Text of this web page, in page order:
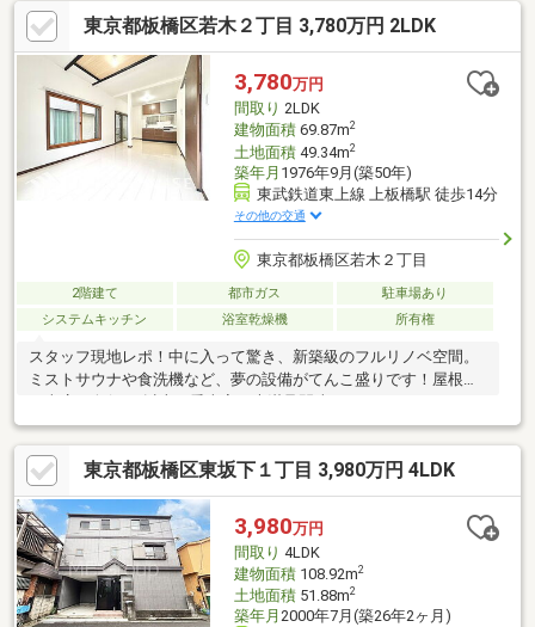
東京都板橋区若木２丁目 3,780万円 2LDK
3,780万円
間取り 2LDK
建物面積69.87m2
土地面積49.34m2
築年月 1976年9月(築50年)
東武鉄道東上線 上板橋駅 徒歩14分
その他の交通
東京都板橋区若木２丁目
2階建て 都市ガス
駐車場あり
システムキッチン
浴室乾燥機 所有権
スタッフ現地レポ！中に入って驚き、新築級のフルリノベ空間。
ミストサウナや食洗機など、夢の設備がてんこ盛りです！屋根付
東京都板橋区東坂下１丁目 3,980万円 4LDK
3,980万円
間取り 4LDK
建物面積108.92m2
土地面積51.88m2
築年月 2000年7月(築26年2ヶ月)